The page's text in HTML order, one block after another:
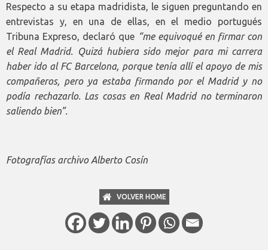
Respecto a su etapa madridista, le siguen preguntando en
entrevistas y, en una de ellas, en el medio portugués
Tribuna Expreso, declaró que “me equivoqué en firmar con
el Real Madrid. Quizá hubiera sido mejor para mi carrera
haber ido al FC Barcelona, porque tenía allí el apoyo de mis
compañeros, pero ya estaba firmando por el Madrid y no
podía rechazarlo. Las cosas en Real Madrid no terminaron
saliendo bien”.
Fotografías archivo Alberto Cosín
VOLVER HOME